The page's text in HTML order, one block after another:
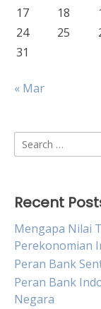
17
18
24
25
31
« Mar
Search
for:
Recent
Mengapa Nilai
Perekonomian
Peran Bank
Peran Bank
Negara